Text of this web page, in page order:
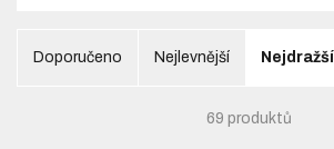
Doporučeno Nejlevnější Nejdražší
69 produktů